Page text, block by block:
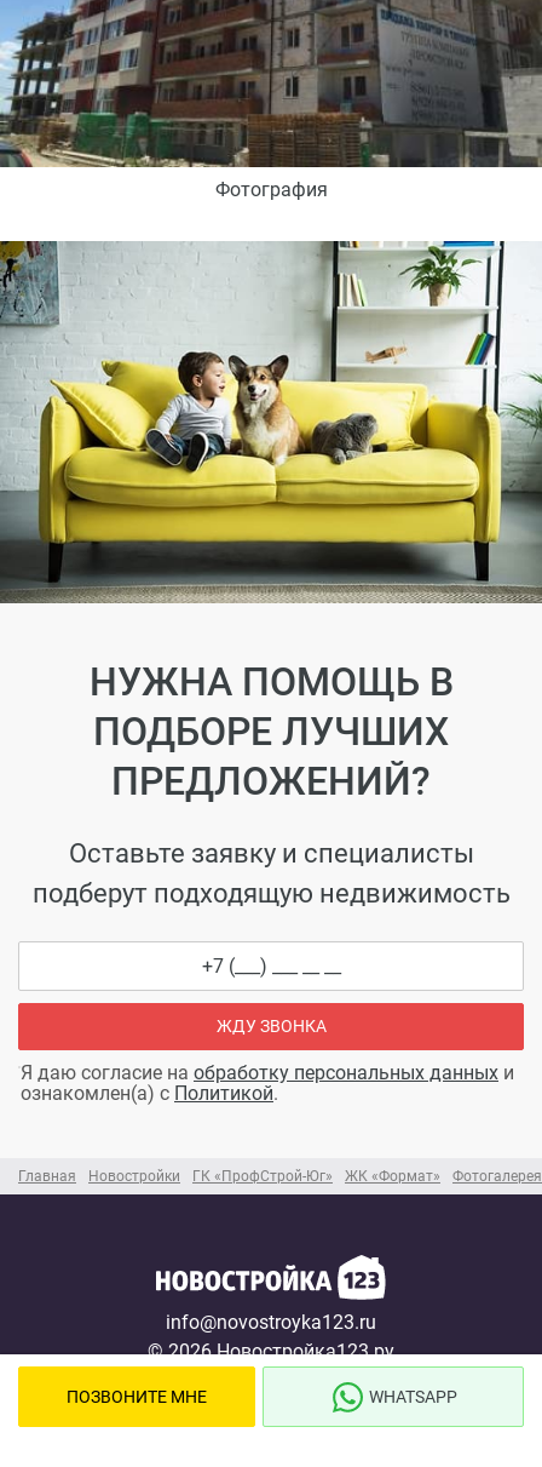
Главная Новостройки ГК «ПрофСтрой-Юг» ЖК «Формат»
Фотография
НУЖНА ПОМОЩЬ В
ПОДБОРЕ ЛУЧШИХ
ПРЕДЛОЖЕНИЙ?
Оставьте заявку и специалисты
подберут подходящую недвижимость
ЖДУ ЗВОНКА
Я даю согласие на обработку персональных данных и
ознакомлен(а) с Политикой.
info@novostroyka123.ru
© 2026 Новостройка123.ру
ПОЗВОНИТЕ МНЕ WHATSAPP